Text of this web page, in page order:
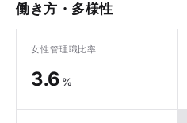
働き方・多様性
女性管理職比率
3.6 %